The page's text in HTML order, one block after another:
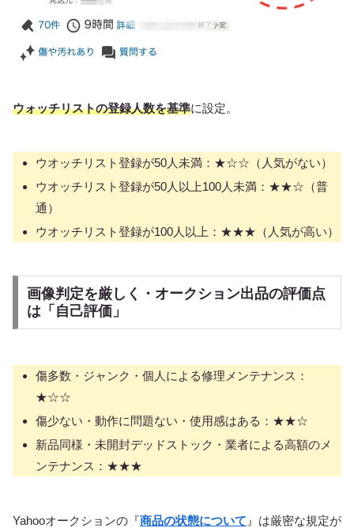
ウォッチリストの登録人数を基準に設定。
ウオッチリスト登録が50人未満：★☆☆（人気がない）
ウオッチリスト登録が50人以上100人未満：★★☆（普
通）
ウオッチリスト登録が100人以上：★★★（人気が高い）
画像判定を厳しく・オークション出品の評価点
は「自己評価」
傷多数・ジャンク・個人による修理メンテナンス：
★☆☆
傷少ない・動作に問題ない・使用感はある：★★☆
新品同様・未開封デッドストック・業者による高額のメ
ンテナンス：★★★
Yahooオークションの『商品の状態について 』は厳密な規定が